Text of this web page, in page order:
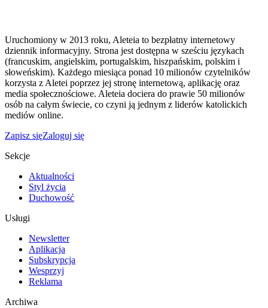
Uruchomiony w 2013 roku, Aleteia to bezpłatny internetowy
dziennik informacyjny. Strona jest dostępna w sześciu językach
(francuskim, angielskim, portugalskim, hiszpańskim, polskim i
słoweńskim). Każdego miesiąca ponad 10 milionów czytelników
korzysta z Aletei poprzez jej stronę internetową, aplikację oraz
media społecznościowe. Aleteia dociera do prawie 50 milionów
osób na całym świecie, co czyni ją jednym z liderów katolickich
mediów online.
Zapisz sięZaloguj się
Sekcje
Aktualności
Styl życia
Duchowość
Usługi
Newsletter
Aplikacja
Subskrypcja
Wesprzyj
Reklama
Archiwa